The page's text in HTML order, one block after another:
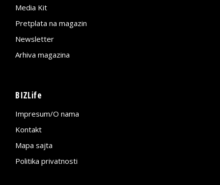
Media Kit
Pretplata na magazin
Newsletter
Arhiva magazina
BIZLife
Impresum/O nama
Kontakt
Mapa sajta
Politika privatnosti